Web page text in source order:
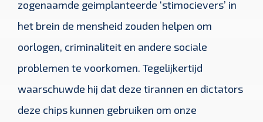
zogenaamde geimplanteerde ‘stimocievers’ in
het brein de mensheid zouden helpen om
oorlogen, criminaliteit en andere sociale
problemen te voorkomen. Tegelijkertijd
waarschuwde hij dat deze tirannen en dictators
deze chips kunnen gebruiken om onze